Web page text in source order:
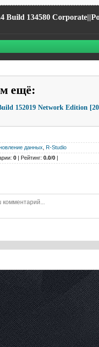
Build 134580
ещё:
152019 Network Edition
данных R-Studio
0 | Рейтинг: 0.0/0 |